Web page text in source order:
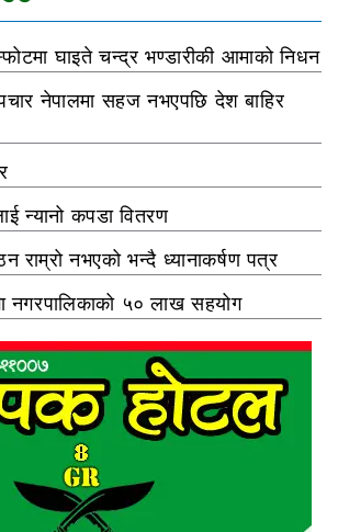
घाइते चन्द्र भण्डारीकी आमाको निधन
नेपालमा सहज नभएपछि देश बाहिर
न्यानो कपडा वितरण
राम्रो नभएको भन्दै ध्यानाकर्षण पत्र
नगरपालिकाको ५० लाख सहयोग